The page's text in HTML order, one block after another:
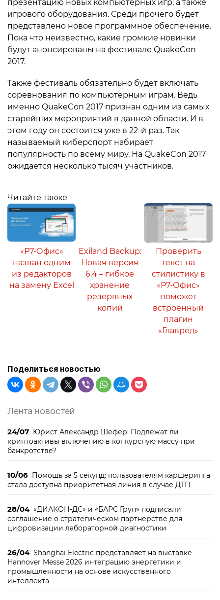
презентацию новых компьютерных игр, а также
игрового оборудования. Среди прочего будет
представлено новое программное обеспечение.
Пока что неизвестно, какие громкие новинки
будут анонсированы на фестивале QuakeCon
2017.
Также фестиваль обязательно будет включать
соревнования по компьютерным играм. Ведь
именно QuakeCon 2017 признан одним из самых
старейших мероприятий в данной области. И в
этом году он состоится уже в 22-й раз. Так
называемый киберспорт набирает
популярность по всему миру. На QuakeCon 2017
ожидается несколько тысяч участников.
Читайте также
«Р7-Офис»
назван одним
из редакторов
на замену Excel
Exiland Backup:
Новая версия
6.4 – гибкое
хранение
резервных
копий
Проверить
текст на
стилистику в
«Р7-Офис»
поможет
встроенный
плагин
«Главред»
Поделиться новостью
Лента новостей
24/07 Юрист Александр Шефер: Подлежат ли
криптоактивы включению в конкурсную массу при
банкротстве?
10/06 Помощь за 5 секунд: пользователям каршеринга
стала доступна приоритетная линия в случае ДТП
28/04 «ДИАКОН-ДС» и «БАРС Груп» подписали
соглашение о стратегическом партнерстве для
цифровизации лабораторной диагностики
26/04 Shanghai Electric представляет на выставке
Hannover Messe 2026 интеграцию энергетики и
промышленности на основе искусственного
интеллекта